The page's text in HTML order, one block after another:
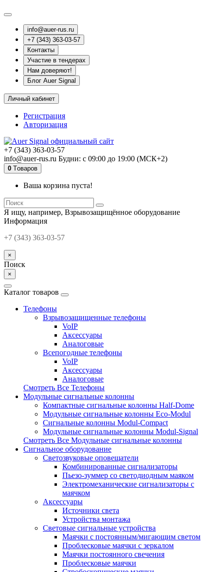
info@auer-rus.ru
+7 (343) 363-03-57
Контакты
Участие в тендерах
Нам доверяют!
Блог Auer Signal
Личный кабинет
Регистрация
Авторизация
+7 (343) 363-03-57
info@auer-rus.ru Будни: с 09:00 до 19:00 (МСК+2)
0 Tоваров
Ваша корзина пуста!
Я ищу, например, Взрывозащищённое оборудование
Информация
+7 (343) 363-03-57
×
Поиск
×
Каталог товаров
Телефоны
Взрывозащищенные телефоны
VoIP
Аксессуары
Аналоговые
Всепогодные телефоны
VoIP
Аксессуары
Аналоговые
Смотреть Все Телефоны
Модульные сигнальные колонны
Компактные сигнальные колонны Half-Dome
Модульные сигнальные колонны Eco-Modul
Сигнальные колонны Modul-Compact
Модульные сигнальные колонны Modul-Signal
Смотреть Все Модульные сигнальные колонны
Сигнальное оборудование
Светозвуковые оповещатели
Комбинированные сигнализаторы
Пьезо-зуммер со светодиодным маяком
Электромеханические сигнализаторы с
маячком
Аксессуары
Источники света
Устройства монтажа
Световые сигнальные устройства
Маячки с постоянным/мигающим светом
Проблесковые маячки с зеркалом
Маячки постоянного свечения
Проблесковые маячки